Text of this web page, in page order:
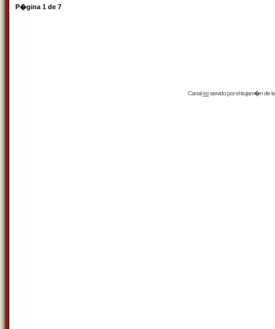
P�gina 1 de 7
Canalrssservido por eltrujam�nde